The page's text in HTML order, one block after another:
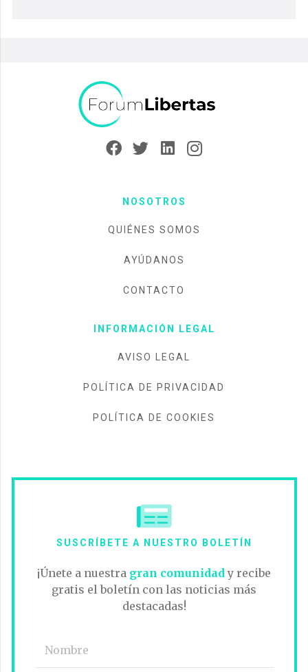
NOSOTROS
QUIÉNES SOMOS
AYÚDANOS
CONTACTO
INFORMACIÓN LEGAL
AVISO LEGAL
POLÍTICA DE PRIVACIDAD
POLÍTICA DE COOKIES
SUSCRÍBETE A NUESTRO BOLETÍN
¡Únete a nuestra gran comunidady recibe
gratis el boletín con las noticias más
destacadas!